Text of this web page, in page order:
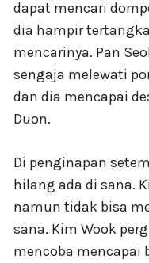
dapat mencari
dia hampir
mencarinya. Pan
sengaja melewati
dan dia mencapai
Duon.
Di penginapan
hilang ada di sana.
namun tidak bisa
sana. Kim Wook
mencoba mencapai